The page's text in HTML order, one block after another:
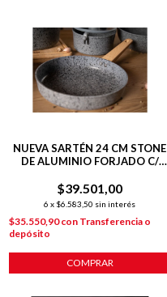
NUEVA SARTÉN 24 CM STONE
DE ALUMINIO FORJADO C/
INDUCCIÓN
$39.501,00
6 x $6.583,50 sin interés
$35.550,90con Transferencia o
depósito
COMPRAR